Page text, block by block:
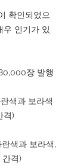
확인되었으
우 인기가 있
장 발행
색과 보라색
격)
색과 보라색,
격)